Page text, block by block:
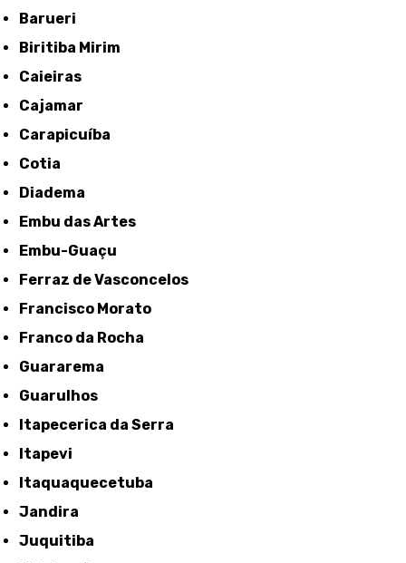
Barueri
Biritiba Mirim
Caieiras
Cajamar
Carapicuíba
Cotia
Diadema
Embu das Artes
Embu-Guaçu
Ferraz de Vasconcelos
Francisco Morato
Franco da Rocha
Guararema
Guarulhos
Itapecerica da Serra
Itapevi
Itaquaquecetuba
Jandira
Juquitiba